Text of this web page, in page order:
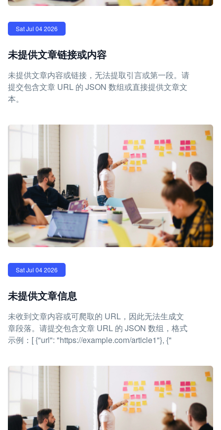
Sat Jul 04 2026
未提供文章链接或内容
未提供文章内容或链接，无法提取引言或第一段。请
提交包含文章 URL 的 JSON 数组或直接提供文章文
本。
Sat Jul 04 2026
未提供文章信息
未收到文章内容或可爬取的 URL，因此无法生成文
章段落。请提交包含文章 URL 的 JSON 数组，格式
示例：[ {"url": "https://example.com/article1"}, {"